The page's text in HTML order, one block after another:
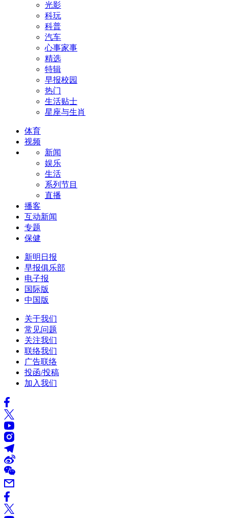
光影
科玩
科普
汽车
心事家事
精选
特辑
早报校园
热门
生活贴士
星座与生肖
体育
视频
新闻
娱乐
生活
系列节目
直播
播客
互动新闻
专题
保健
新明日报
早报俱乐部
电子报
国际版
中国版
关于我们
常见问题
关注我们
联络我们
广告联络
投函/投稿
加入我们